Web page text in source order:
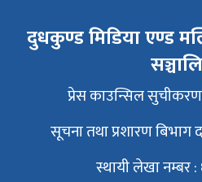
दुधकुण्ड मिडिया एण्ड
प्रेस काउन्सिल
सूचना तथा प्रशारण बिभाग
स्थायी लेखा नम्बर